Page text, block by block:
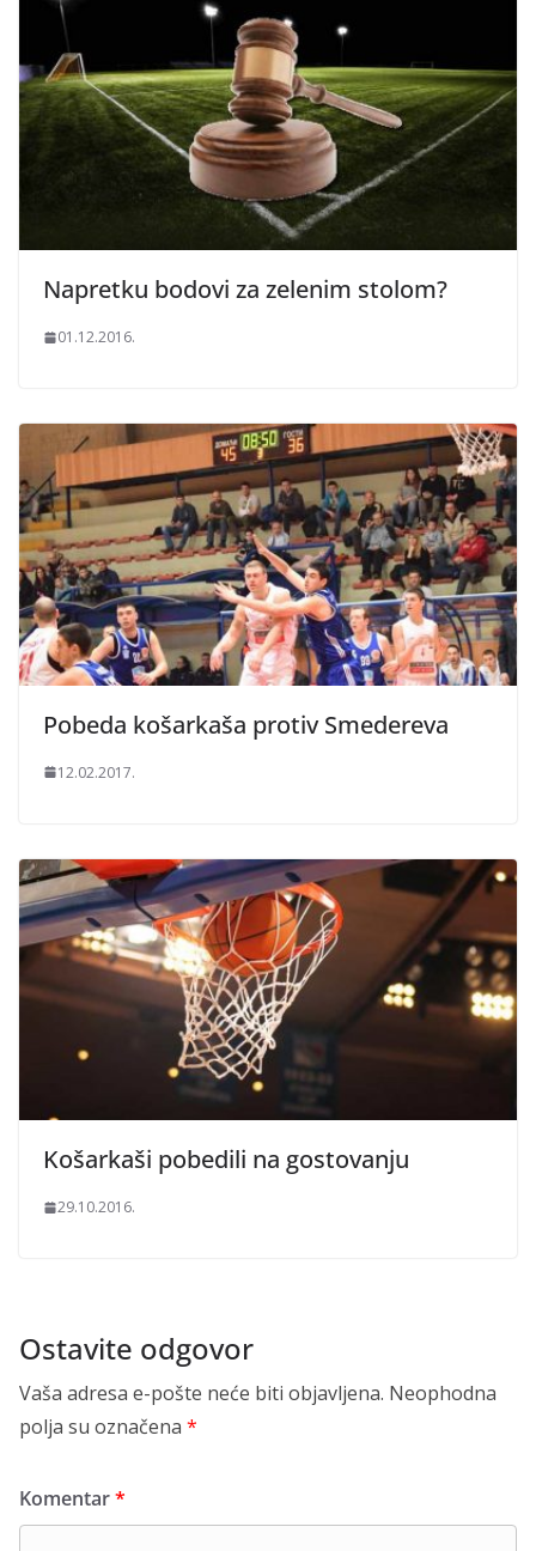
Napretku bodovi za zelenim stolom?
01.12.2016.
Pobeda košarkaša protiv Smedereva
12.02.2017.
Košarkaši pobedili na gostovanju
29.10.2016.
Ostavite odgovor
Vaša adresa e-pošte neće biti objavljena. Neophodna
polja su označena *
Komentar*